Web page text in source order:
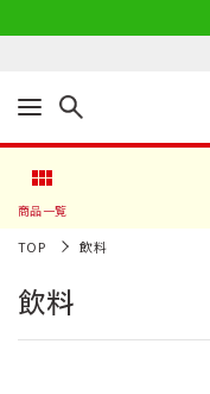
商品一覧
TOP 飲料
飲料